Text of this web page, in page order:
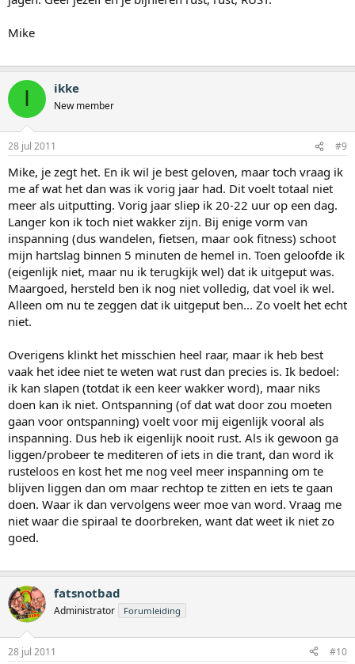
Mike
I ikke
New member
28 jul 2011 #9
Mike, je zegt het. En ik wil je best geloven, maar toch vraag ik
me af wat het dan was ik vorig jaar had. Dit voelt totaal niet
meer als uitputting. Vorig jaar sliep ik 20-22 uur op een dag.
Langer kon ik toch niet wakker zijn. Bij enige vorm van
inspanning (dus wandelen, fietsen, maar ook fitness) schoot
mijn hartslag binnen 5 minuten de hemel in. Toen geloofde ik
(eigenlijk niet, maar nu ik terugkijk wel) dat ik uitgeput was.
Maargoed, hersteld ben ik nog niet volledig, dat voel ik wel.
Alleen om nu te zeggen dat ik uitgeput ben... Zo voelt het echt
niet.
Overigens klinkt het misschien heel raar, maar ik heb best
vaak het idee niet te weten wat rust dan precies is. Ik bedoel:
ik kan slapen (totdat ik een keer wakker word), maar niks
doen kan ik niet. Ontspanning (of dat wat door zou moeten
gaan voor ontspanning) voelt voor mij eigenlijk vooral als
inspanning. Dus heb ik eigenlijk nooit rust. Als ik gewoon ga
liggen/probeer te mediteren of iets in die trant, dan word ik
rusteloos en kost het me nog veel meer inspanning om te
blijven liggen dan om maar rechtop te zitten en iets te gaan
doen. Waar ik dan vervolgens weer moe van word. Vraag me
niet waar die spiraal te doorbreken, want dat weet ik niet zo
goed.
fatsnotbad
Administrator Forumleiding
28 jul 2011 #10